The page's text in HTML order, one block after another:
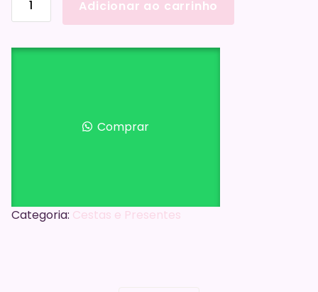
Da
Adicionar ao carrinho
Comprar
Categoria: Cestas e Presentes